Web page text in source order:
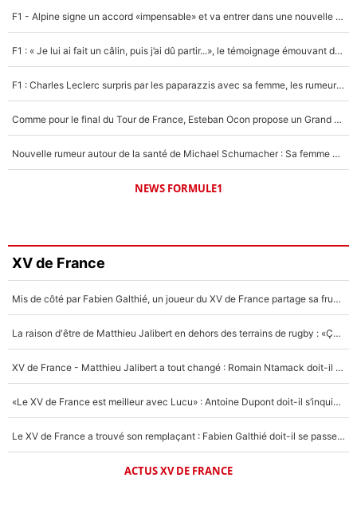
F1 - Alpine signe un accord «impensable» et va entrer dans une nouvelle dimension : Grande nouvelle pour Pierre Gasly !
F1 : « Je lui ai fait un câlin, puis j’ai dû partir...», le témoignage émouvant de Max Verstappen sur sa fille
F1 : Charles Leclerc surpris par les paparazzis avec sa femme, les rumeurs étaient vraies !
Comme pour le final du Tour de France, Esteban Ocon propose un Grand Prix de Formule 1 à Paris : «Autour de l’Arc de Triomphe, ce serait génial» !
Nouvelle rumeur autour de la santé de Michael Schumacher : Sa femme Corinna sort du silence
NEWS FORMULE1
XV de France
Mis de côté par Fabien Galthié, un joueur du XV de France partage sa frustration : «ils ne me l’ont pas dit tout de suite»
La raison d'être de Matthieu Jalibert en dehors des terrains de rugby : «Ça m'atteint autant que si tu touches à un membre de ma famille»
XV de France - Matthieu Jalibert a tout changé : Romain Ntamack doit-il s’inquiéter pour sa place à un an de la Coupe du monde ?
«Le XV de France est meilleur avec Lucu» : Antoine Dupont doit-il s’inquiéter pour sa place ?
Le XV de France a trouvé son remplaçant : Fabien Galthié doit-il se passer d'Antoine Dupont ?
ACTUS XV DE FRANCE